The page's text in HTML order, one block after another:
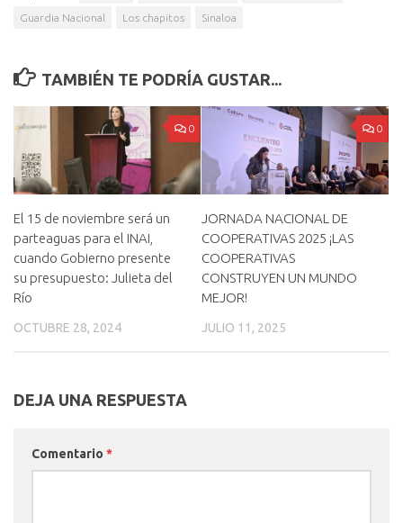
Guardia Nacional Los chapitos Sinaloa
TAMBIÉN TE PODRÍA GUSTAR...
0
El 15 de noviembre será un
parteaguas para el INAI,
cuando Gobierno presente
su presupuesto: Julieta del
Río
OCTUBRE 28, 2024
0
JORNADA NACIONAL DE
COOPERATIVAS 2025 ¡LAS
COOPERATIVAS
CONSTRUYEN UN MUNDO
MEJOR!
JULIO 11, 2025
DEJA UNA RESPUESTA
Comentario *